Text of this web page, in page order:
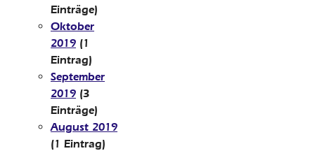
Einträge)
Oktober
2019 (1
Eintrag)
September
2019 (3
Einträge)
August 2019
(1 Eintrag)